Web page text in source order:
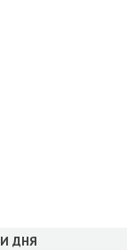
ДНЯ